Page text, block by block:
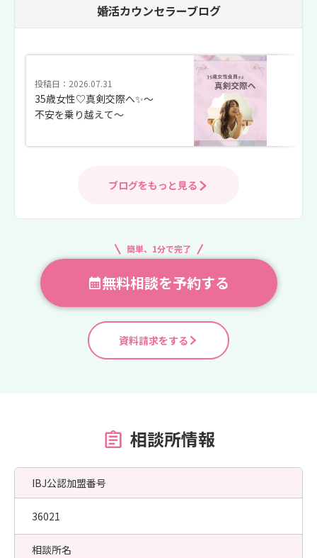
婚活カウンセラーブログ
投稿日：2026.07.31
35歳女性♡真剣交際へ✨〜
不安を乗り越えて〜
ブログをもっと見る
簡単、1分で完了
無料相談を予約する
資料請求をする
相談所情報
IBJ公認加盟番号
36021
相談所名